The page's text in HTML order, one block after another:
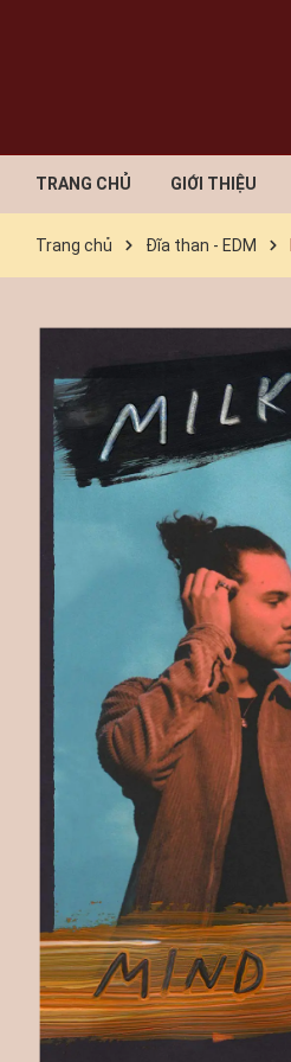
TRANG CHỦ GIỚI THIỆU
Trang chủ Đĩa than - EDM